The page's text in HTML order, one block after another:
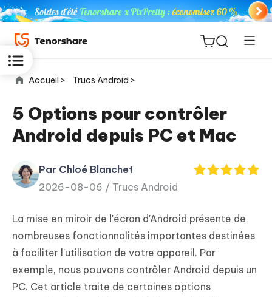
for iOS
PDNob
Editor
iAnyGo
Accueil > Trucs Android >
5 Options pour contrôler
Android depuis PC et Mac
Par Chloé Blanchet
2026-08-06 / Trucs Android
La mise en miroir de l'écran d'Android présente de
nombreuses fonctionnalités importantes destinées
à faciliter l'utilisation de votre appareil. Par
exemple, nous pouvons contrôler Android depuis un
PC. Cet article traite de certaines options